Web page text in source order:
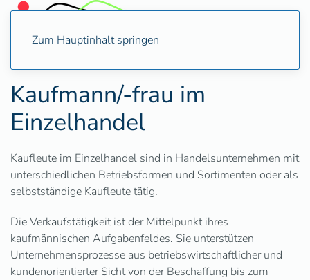
Zum Hauptinhalt springen
Kaufmann/-frau im
Einzelhandel
Kaufleute im Einzelhandel sind in Handelsunternehmen mit
unterschiedlichen Betriebsformen und Sortimenten oder als
selbstständige Kaufleute tätig.
Die Verkaufstätigkeit ist der Mittelpunkt ihres
kaufmännischen Aufgabenfeldes. Sie unterstützen
Unternehmensprozesse aus betriebswirtschaftlicher und
kundenorientierter Sicht von der Beschaffung bis zum